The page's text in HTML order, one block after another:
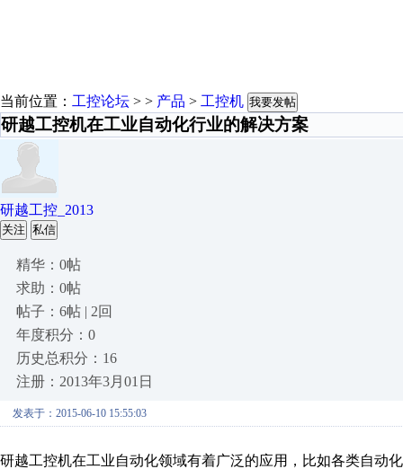
当前位置： 工控论坛 > > 产品 > 工控机 我要发帖
研越工控机在工业自动化行业的解决方案
研越工控_2013
关注 私信
精华：0帖
求助：0帖
帖子：6帖 | 2回
年度积分：0
历史总积分：16
注册：2013年3月01日
发表于：2015-06-10 15:55:03
研越工控机在工业自动化领域有着广泛的应用，比如各类自动